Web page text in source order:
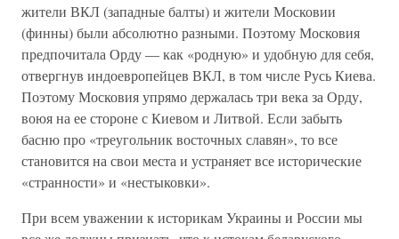
жители ВКЛ (западные балты) и жители Московии
(финны) были абсолютно разными. Поэтому Московия
предпочитала Орду — как «родную» и удобную для себя,
отвергнув индоевропейцев ВКЛ, в том числе Русь Киева.
Поэтому Московия упрямо держалась три века за Орду,
воюя на ее стороне с Киевом и Литвой. Если забыть
басню про «треугольник восточных славян», то все
становится на свои места и устраняет все исторические
«странности» и «нестыковки».
При всем уважении к историкам Украины и России мы